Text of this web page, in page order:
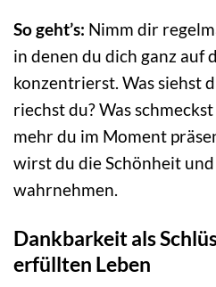
So geht’s: Nimm dir
in denen du dich ganz auf
konzentrierst. Was siehst
riechst du? Was
mehr du im Moment
wirst du die Schönheit
wahrnehmen.
Dankbarkeit als
erfüllten Leben